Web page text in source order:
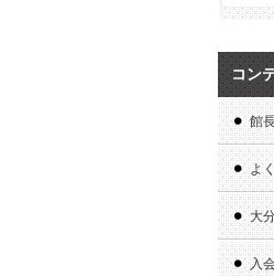
コン
館
よ
大
入